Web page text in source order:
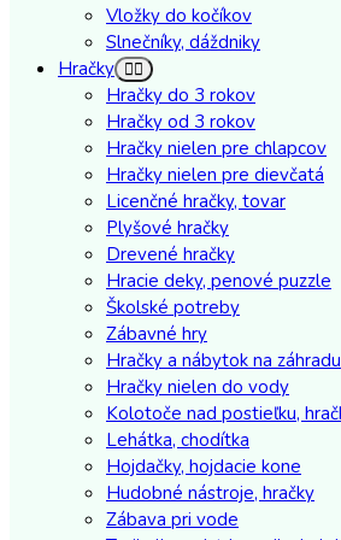
Vložky do kočíkov
Slnečníky, dáždniky
Hračky
Hračky do 3 rokov
Hračky od 3 rokov
Hračky nielen pre chlapcov
Hračky nielen pre dievčatá
Licenčné hračky, tovar
Plyšové hračky
Drevené hračky
Hracie deky, penové puzzle
Školské potreby
Zábavné hry
Hračky a nábytok na záhradu
Hračky nielen do vody
Kolotoče nad postieľku,
Lehátka, chodítka
Hojdačky, hojdacie kone
Hudobné nástroje, hračky
Zábava pri vode